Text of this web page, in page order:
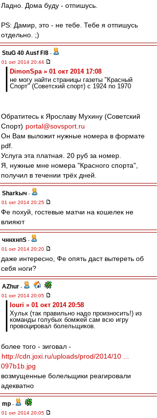
Ладно. Дома буду - отпишусь.
PS: Дамир, это - не тебе. Тебе я отпишусь
отдельно. ;)
StuG 40 Ausf F/8 -
01 окт 2014 20:44
DimonSpa » 01 окт 2014 17:08
не могу найти страницы газеты "Красный
Спорт" (Советский спорт) с 1924 по 1970
Обратитесь к Ярославу Мухину (Советский
Спорт) portal@sovsport.ru
Он Вам выложит нужные номера в формате
pdf.
Услуга эта платная. 20 руб за номер.
Я, нужные мне номера "Красного спорта",
получил в течении трёх дней.
Sharkыч -
01 окт 2014 20:25
Фе похуй, гостевые матчи на кошелек не
влияют
чннхнпS -
01 окт 2014 20:20
даже интересно, Фе опять даст вытереть об
себя ноги?
AZhur -
01 окт 2014 20:05
Iouri » 01 окт 2014 20:58
Хульк (так правильно надо произносить!) из
команды голубых бомжей сам всю игру
провоцировал болельщиков.
более того - зиговал -
http://cdn.joxi.ru/uploads/prod/2014/10 ...
097b1b.jpg
возмущенные болельщики реагировали
адекватно
mp -
01 окт 2014 20:05